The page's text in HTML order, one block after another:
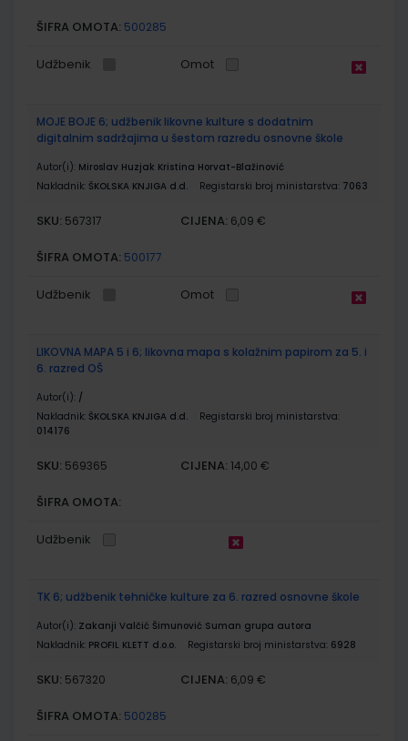
ŠIFRA OMOTA: 500285
Udžbenik Omot
MOJE BOJE 6; udžbenik likovne kulture s dodatnim
digitalnim sadržajima u šestom razredu osnovne škole
Autor(i): Miroslav Huzjak Kristina Horvat-Blažinović
Nakladnik: ŠKOLSKA KNJIGA d.d. Registarski broj ministarstva: 7063
SKU: 567317 CIJENA: 6,09 €
ŠIFRA OMOTA: 500177
Udžbenik Omot
LIKOVNA MAPA 5 i 6; likovna mapa s kolažnim papirom za 5. i
6. razred OŠ
Autor(i): /
Nakladnik: ŠKOLSKA KNJIGA d.d.
Registarski broj ministarstva:
014176
SKU: 569365 CIJENA: 14,00 €
ŠIFRA OMOTA:
Udžbenik
TK 6; udžbenik tehničke kulture za 6. razred osnovne škole
Autor(i): Zakanji Valčić Šimunović Suman grupa autora
Nakladnik: PROFIL KLETT d.o.o. Registarski broj ministarstva: 6928
SKU: 567320 CIJENA: 6,09 €
ŠIFRA OMOTA: 500285